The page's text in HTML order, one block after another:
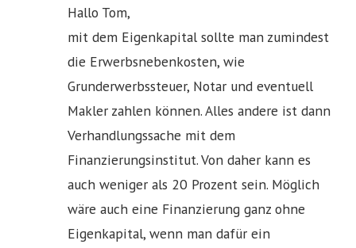
Hallo Tom,
mit dem Eigenkapital sollte man zumindest
die Erwerbsnebenkosten, wie
Grunderwerbssteuer, Notar und eventuell
Makler zahlen können. Alles andere ist dann
Verhandlungssache mit dem
Finanzierungsinstitut. Von daher kann es
auch weniger als 20 Prozent sein. Möglich
wäre auch eine Finanzierung ganz ohne
Eigenkapital, wenn man dafür ein